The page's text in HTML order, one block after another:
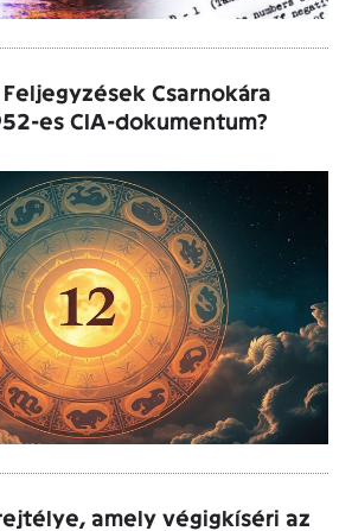
Csarnokára
es CIA-dokumentum?
amely végigkíséri az